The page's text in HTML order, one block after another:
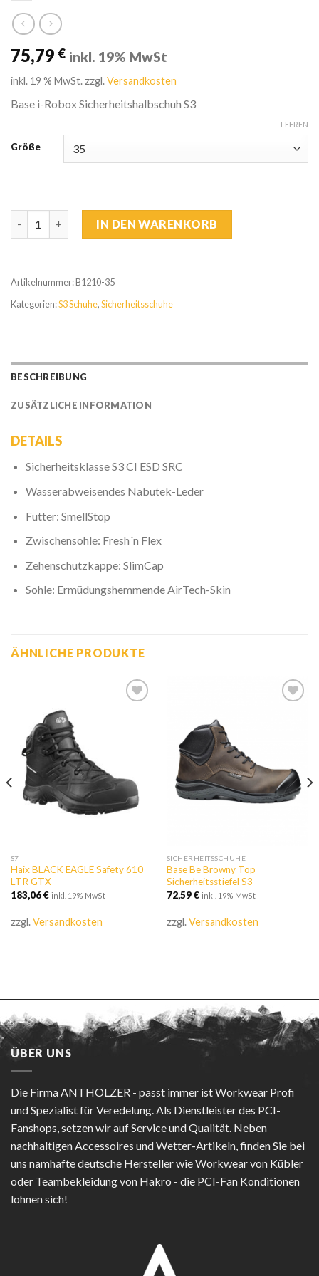
75,79 € inkl. 19% MwSt
inkl. 19 % MwSt. zzgl.Versandkosten
Base i-Robox Sicherheitshalbschuh S3
Größe
LEEREN
Base i-Robox Sicherheitshalbschuh S3 Menge
IN DEN WARENKORB
Artikelnummer:B1210-35
Kategorien:S3 Schuhe,Sicherheitsschuhe
BESCHREIBUNG
ZUSÄTZLICHE INFORMATION
DETAILS
Sicherheitsklasse S3 CI ESD SRC
Wasserabweisendes Nabutek-Leder
Futter: SmellStop
Zwischensohle: Fresh´n Flex
Zehenschutzkappe: SlimCap
Sohle: Ermüdungshemmende AirTech-Skin
ÄHNLICHE PRODUKTE
S7
Haix BLACK EAGLE Safety 610
LTR GTX
183,06€ inkl. 19% MwSt
zzgl.Versandkosten
SICHERHEITSSCHUHE
Base Be Browny Top
Sicherheitsstiefel S3
72,59€ inkl. 19% MwSt
zzgl.Versandkosten
ÜBER UNS
Die FirmaANTHOLZER - passt immer ist Workwear Profi
und Spezialist für Veredelung. Als Dienstleister des PCI-
Fanshops, setzen wir auf Service und Qualität. Neben
nachhaltigen Accessoires und Wetter-Artikeln, finden Sie bei
uns namhafte deutsche Hersteller wie Workwear von Kübler
oder Teambekleidung von Hakro - die PCI-Fan Konditionen
lohnen sich!